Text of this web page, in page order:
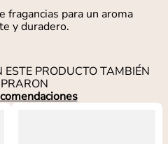
fragancias para un aroma
y duradero.
ESTE PRODUCTO TAMBIÉN